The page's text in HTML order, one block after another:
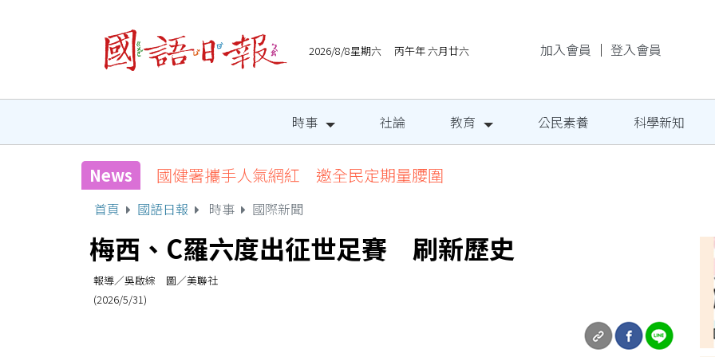
2026/8/8星期六 丙午年 六月廿六 加入會員 ｜ 登入會員
時事 社論 教育 公民素養 科學新知
News 國健署攜手人氣網紅 邀全民定期量腰圍
首頁 國語日報 時事 國際新聞
梅西、C羅六度出征世足賽 刷新歷史
報導／吳啟綜 圖／美聯社
(2026/5/31)